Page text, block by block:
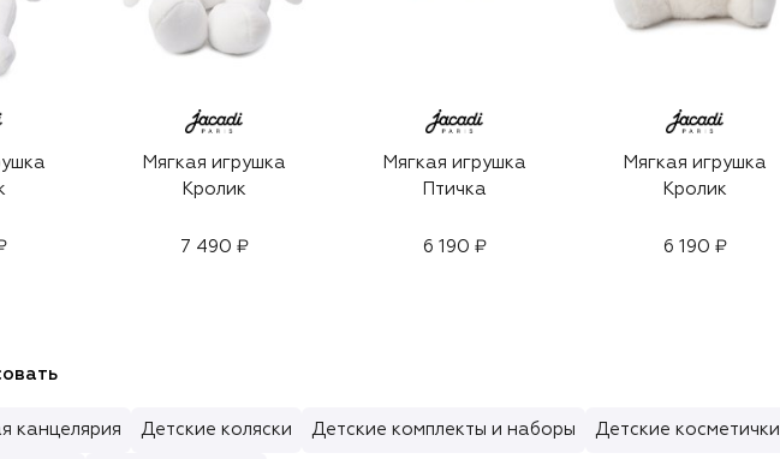
Мягкая игрушка
Кролик
7 490 ₽
Мягкая игрушка
Птичка
6 190 ₽
Мягкая игрушка
Кролик
6 190 ₽
канцелярия Детские коляски Детские комплекты и наборы Детские косметички